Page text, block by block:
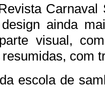
Carnaval SP
ainda
visual,
com
de samba